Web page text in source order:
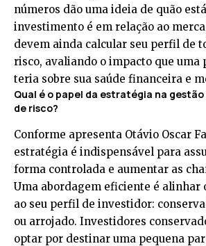
números dão uma ideia de quão
investimento é em relação ao
devem ainda calcular seu perfil de
risco, avaliando o impacto que uma
teria sobre sua saúde financeira e
Qual é o papel da estratégia na
de risco?
Conforme apresenta Otávio Oscar
estratégia é indispensável para
forma controlada e aumentar as
Uma abordagem eficiente é alinhar
ao seu perfil de investidor:
ou arrojado. Investidores
optar por destinar uma pequena